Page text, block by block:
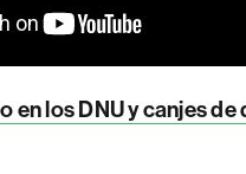
en los DNU y canjes